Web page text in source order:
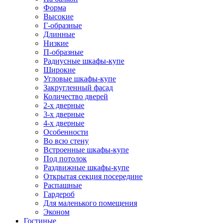
Форма
Высокие
Г-образные
Длинные
Низкие
П-образные
Радиусные шкафы-купе
Широкие
Угловые шкафы-купе
Закругленный фасад
Количество дверей
2-х дверные
3-х дверные
4-х дверные
Особенности
Во всю стену
Встроенные шкафы-купе
Под потолок
Раздвижные шкафы-купе
Открытая секция посередине
Распашные
Гардероб
Для маленького помещения
Эконом
Гостиные